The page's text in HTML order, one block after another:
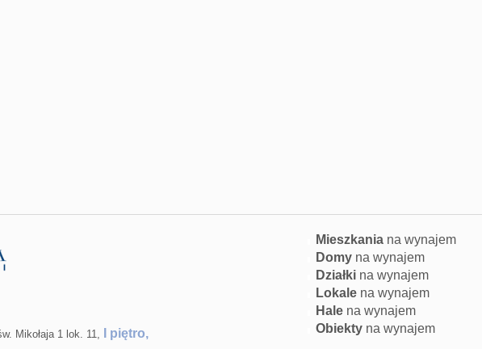
Mikołaja 1 lok. 11, I piętro,
Mieszkania na wynajem
Domy na wynajem
Działki na wynajem
Lokale na wynajem
Hale na wynajem
Obiekty na wynajem